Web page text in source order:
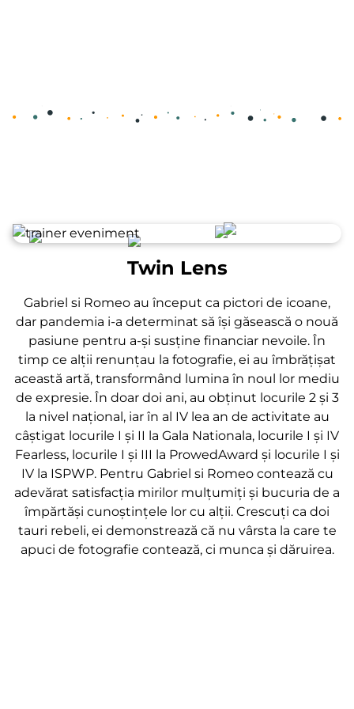
Twin Lens
Gabriel si Romeo au început ca pictori de icoane,
dar pandemia i-a determinat să își găsească o nouă
pasiune pentru a-și susține financiar nevoile. În
timp ce alții renunțau la fotografie, ei au îmbrățișat
această artă, transformând lumina în noul lor mediu
de expresie. În doar doi ani, au obținut locurile 2 și 3
la nivel național, iar în al IV lea an de activitate au
câștigat locurile I și II la Gala Nationala, locurile I și IV
Fearless, locurile I și III la ProwedAward și locurile I și
IV la ISPWP. Pentru Gabriel si Romeo contează cu
adevărat satisfacția mirilor mulțumiți și bucuria de a
împărtăși cunoștințele lor cu alții. Crescuți ca doi
tauri rebeli, ei demonstrează că nu vârsta la care te
apuci de fotografie contează, ci munca și dăruirea.